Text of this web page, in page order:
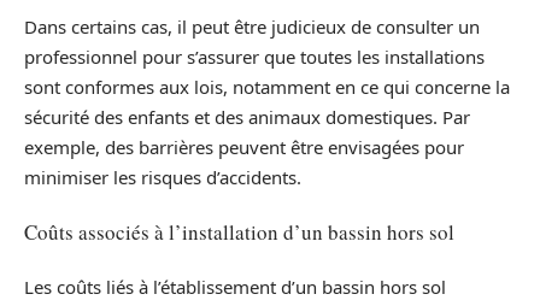
Dans certains cas, il peut être judicieux de consulter un
professionnel pour s’assurer que toutes les installations
sont conformes aux lois, notamment en ce qui concerne la
sécurité des enfants et des animaux domestiques. Par
exemple, des barrières peuvent être envisagées pour
minimiser les risques d’accidents.
Coûts associés à l’installation d’un bassin hors sol
Les coûts liés à l’établissement d’un bassin hors sol